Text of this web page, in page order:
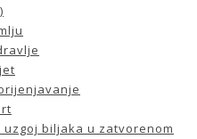
uzgoj biljaka u zatvorenom